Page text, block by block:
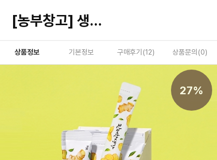
[농부창고] 생강청스틱 생강차 1박스(160g)
상품정보 기본정보 구매후기(12) 상품문의(0)
27%